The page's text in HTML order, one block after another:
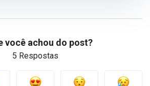
você achou do post?
5 Respostas